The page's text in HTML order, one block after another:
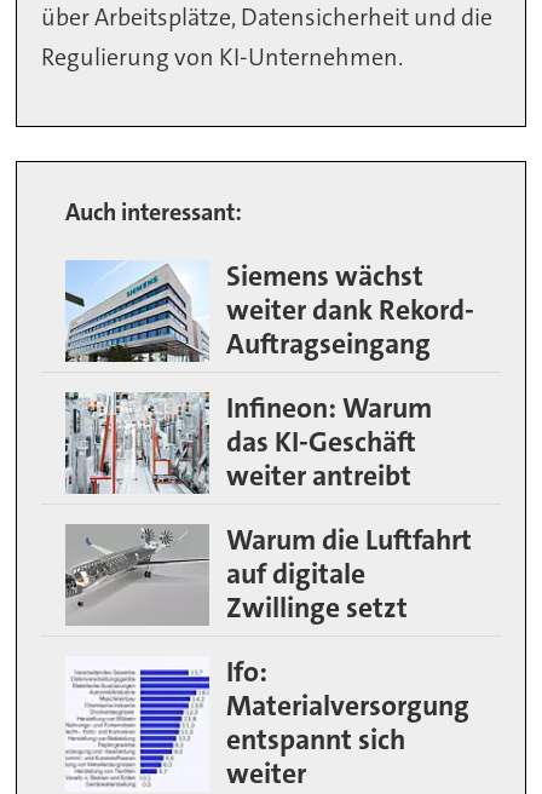
über Arbeitsplätze, Datensicherheit und die
Regulierung von KI-Unternehmen.
Auch interessant:
Siemens wächst
weiter dank Rekord-
Auftragseingang
Infineon: Warum
das KI-Geschäft
weiter antreibt
Warum die Luftfahrt
auf digitale
Zwillinge setzt
Ifo:
Materialversorgung
entspannt sich
weiter